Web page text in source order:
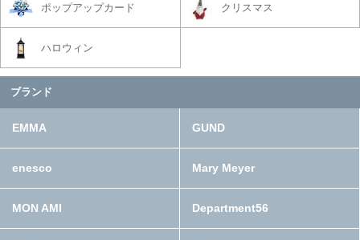
ポップアップカード クリスマス
ハロウィン
ブランド
EMMA GUND
enesco Mary Meyer
MON AMI Department56